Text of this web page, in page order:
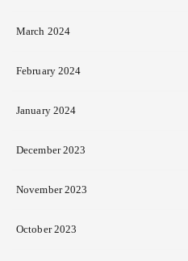
March 2024
February 2024
January 2024
December 2023
November 2023
October 2023